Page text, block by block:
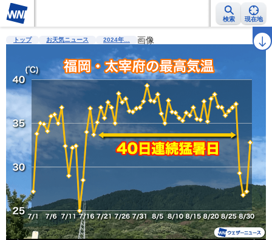
検索 現在地
雨雲レーダー 台風情報 地震情報 ラ
トップ お天気ニュース 2024年… 画像